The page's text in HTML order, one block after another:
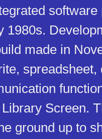
1980s.
made in
spreadsheet,
Screen.
ground up to